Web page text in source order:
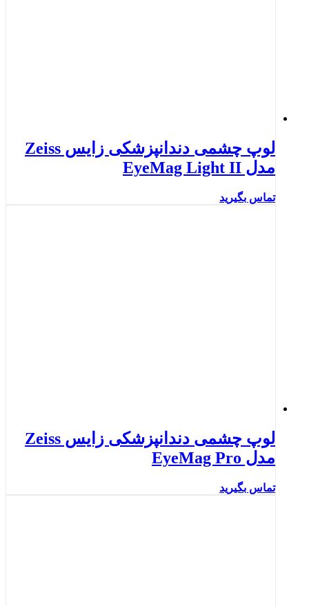
لوپ چشمی دندانپزشکی زایس Zeiss
مدل EyeMag Light II
تماس بگیرید
لوپ چشمی دندانپزشکی زایس Zeiss
مدل EyeMag Pro
تماس بگیرید